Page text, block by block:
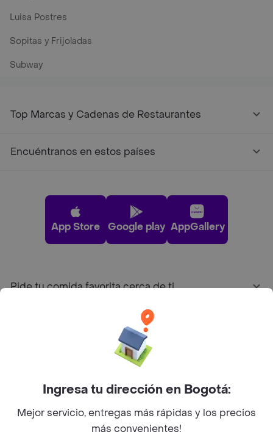
Luisa Postres
Sopitas y Frijoladas
Subway
Top Marcas y Cadenas de Restaurantes
Encuéntranos en estos países
App Store Google play AppGallery
Pide tu comida favorita cerca de ti
Sobre Rappi
Ingresa tu dirección en Bogotá:
Mejor servicio, entregas más rápidas y los precios
más convenientes!